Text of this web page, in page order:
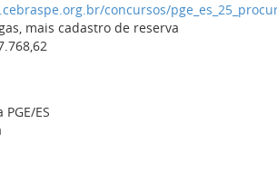
concursos/
mais cadastro de reserva
ES